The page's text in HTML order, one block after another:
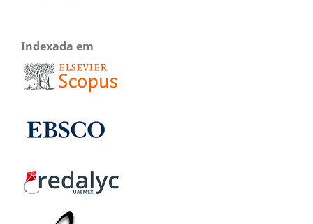
Indexada em